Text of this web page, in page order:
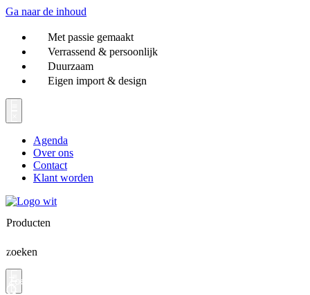
Ga naar de inhoud
Met passie gemaakt
Verrassend & persoonlijk
Duurzaam
Eigen import & design
Agenda
Over ons
Contact
Klant worden
Producten
zoeken